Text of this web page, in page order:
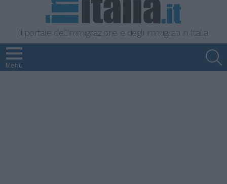
Il portale dell'immigrazione e degli immigrati in Italia
Menu